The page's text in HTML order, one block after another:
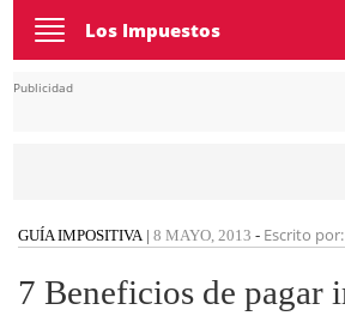
Toggle
navigation
Los Impuestos
Publicidad
GUÍA IMPOSITIVA| 8 MAYO, 2013 - Escrito por:
7 Beneficios de pagar